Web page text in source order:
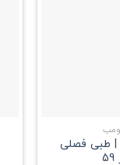
| طبی فصلی